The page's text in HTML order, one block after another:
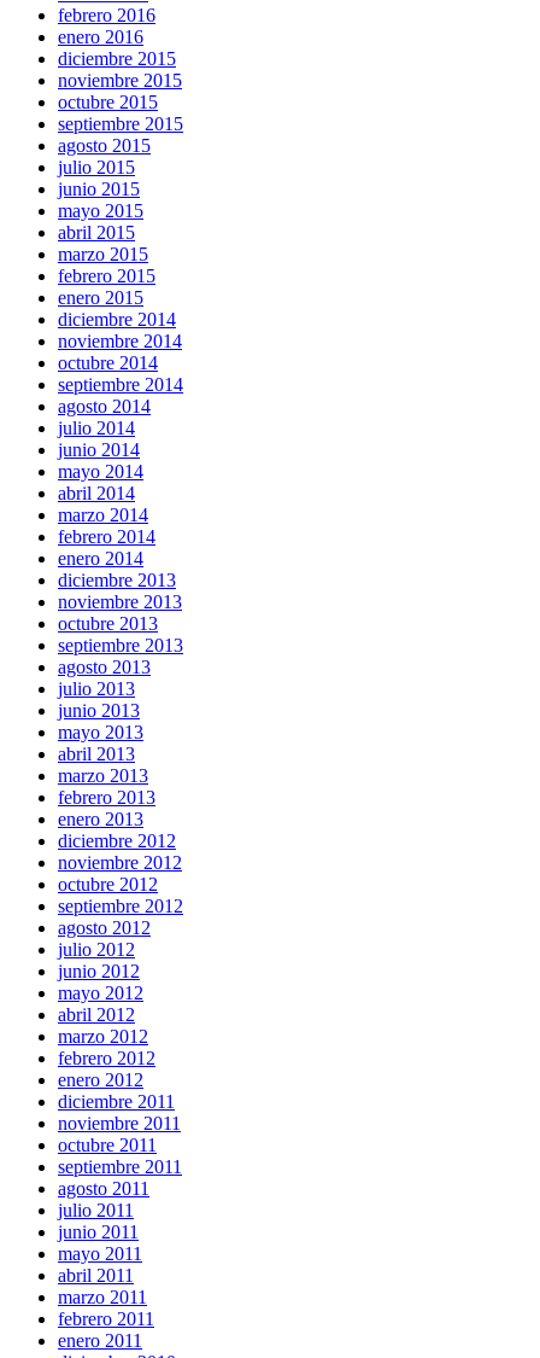
febrero 2016
enero 2016
diciembre 2015
noviembre 2015
octubre 2015
septiembre 2015
agosto 2015
julio 2015
junio 2015
mayo 2015
abril 2015
marzo 2015
febrero 2015
enero 2015
diciembre 2014
noviembre 2014
octubre 2014
septiembre 2014
agosto 2014
julio 2014
junio 2014
mayo 2014
abril 2014
marzo 2014
febrero 2014
enero 2014
diciembre 2013
noviembre 2013
octubre 2013
septiembre 2013
agosto 2013
julio 2013
junio 2013
mayo 2013
abril 2013
marzo 2013
febrero 2013
enero 2013
diciembre 2012
noviembre 2012
octubre 2012
septiembre 2012
agosto 2012
julio 2012
junio 2012
mayo 2012
abril 2012
marzo 2012
febrero 2012
enero 2012
diciembre 2011
noviembre 2011
octubre 2011
septiembre 2011
agosto 2011
julio 2011
junio 2011
mayo 2011
abril 2011
marzo 2011
febrero 2011
enero 2011